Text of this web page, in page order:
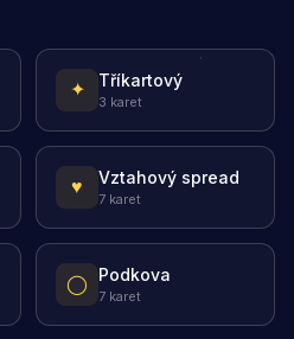
✦ Tříkartový
3 karet
♥ Vztahový spread
7 karet
◯ Podkova
7 karet